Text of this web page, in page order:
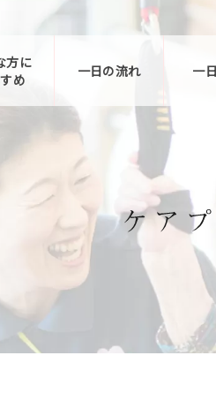
方に
め
一日の流れ 一
わせ